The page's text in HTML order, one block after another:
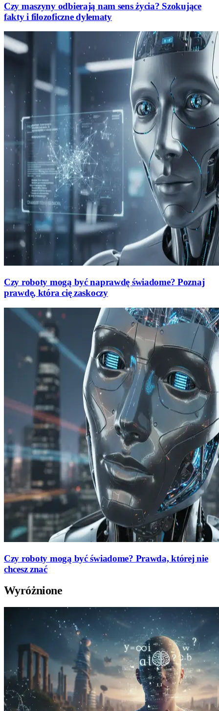
Czy maszyny odbierają nam sens życia? Szokujące
fakty i filozoficzne dylematy
Czy roboty mogą być naprawdę świadome? Poznaj
prawdę, która cię zaskoczy
Czy roboty mogą być świadome? Prawda, której nie
chcesz znać
Wyróżnione